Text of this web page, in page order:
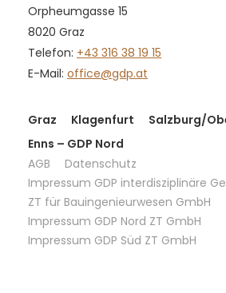
Orpheumgasse 15
8020 Graz
Telefon: +43 316 38 19 15
E-Mail: office@gdp.at
Graz Klagenfurt Salzburg/
Enns – GDP Nord
AGB
Datenschutz
Impressum GDP interdisziplinäre
ZT für Bauingenieurwesen GmbH
Impressum GDP Nord ZT GmbH
Impressum GDP Süd ZT GmbH